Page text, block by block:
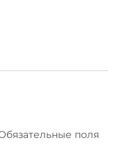
поля